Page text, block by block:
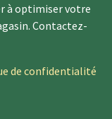
à optimiser votre
Contactez-
de confidentialité